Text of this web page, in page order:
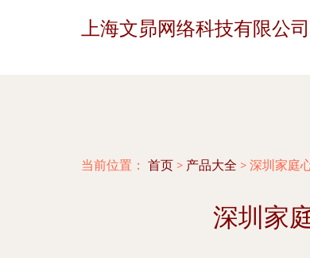
上海文昴网络科技有限公司
当前位置： 首页 > 产品大全 > 深圳家庭
深圳家